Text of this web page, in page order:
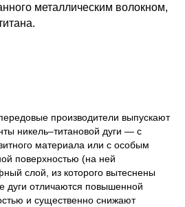
металлическим волокном,
производители выпускают
никель–титановой дуги — с
материала или с особым
поверхностью (на ней
слой, из которого вытеснены
дуги отличаются повышенной
и существенно снижают